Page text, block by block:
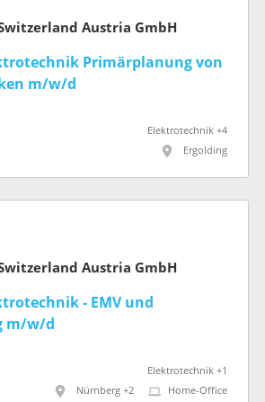
Austria GmbH
Primärplanung von
m/w/d
Elektrotechnik +4
Ergolding
Austria GmbH
- EMV und
m/w/d
Elektrotechnik +1
Nürnberg +2
Home-Office